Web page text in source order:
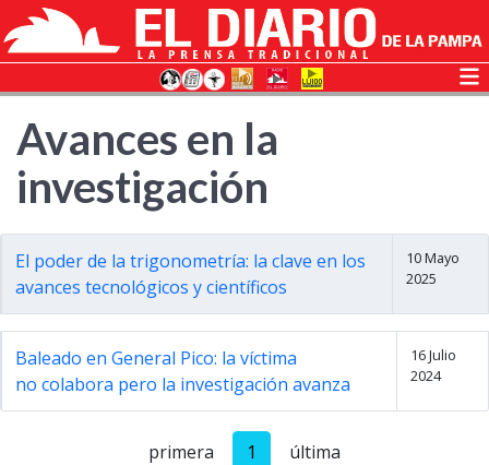
Avances en la
investigación
El poder de la trigonometría: la clave en los
avances tecnológicos y científicos
10 Mayo
2025
Baleado en General Pico: la víctima
no colabora pero la investigación avanza
16 Julio
2024
primera 1 última